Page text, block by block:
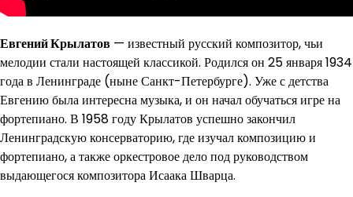
Евгений Крылатов — известный русский композитор, чьи
мелодии стали настоящей классикой. Родился он 25 января 1934
года в Ленинграде (ныне Санкт-Петербурге). Уже с детства
Евгению была интересна музыка, и он начал обучаться игре на
фортепиано. В 1958 году Крылатов успешно закончил
Ленинградскую консерваторию, где изучал композицию и
фортепиано, а также оркестровое дело под руководством
выдающегося композитора Исаака Шварца.